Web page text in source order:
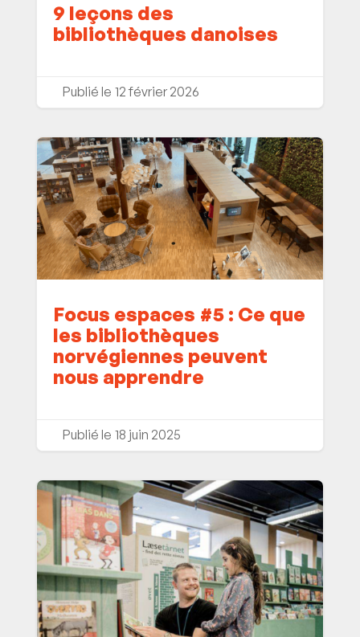
9 leçons des
bibliothèques danoises
12 février 2026
Focus espaces #5 : Ce que
les bibliothèques
norvégiennes peuvent
nous apprendre
18 juin 2025